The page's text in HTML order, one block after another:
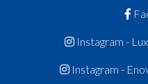
Instagram -
Instagram -